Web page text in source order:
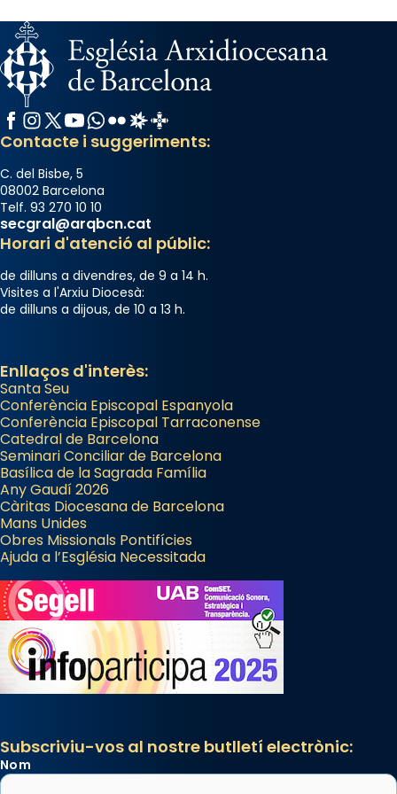
Facebook
Instagram
X / Twitter
YouTube
WhatsApp
FlickrRadio Estel
Catalunya Cristiana
Contacte i suggeriments:
C. del Bisbe, 5
08002 Barcelona
Telf. 93 270 10 10
secgral@arqbcn.cat
Horari d'atenció al públic:
de dilluns a divendres, de 9 a 14 h.
Visites a l'Arxiu Diocesà:
de dilluns a dijous, de 10 a 13 h.
Enllaços d'interès:
Santa Seu
Conferència Episcopal Espanyola
Conferència Episcopal Tarraconense
Catedral de Barcelona
Seminari Conciliar de Barcelona
Basílica de la Sagrada Família
Any Gaudí 2026
Càritas Diocesana de Barcelona
Mans Unides
Obres Missionals Pontifícies
Ajuda a l’Església Necessitada
Subscriviu-vos al nostre butlletí electrònic:
Nom